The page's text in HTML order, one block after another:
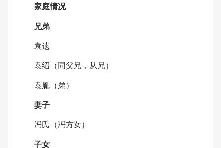
家庭情况
兄弟
袁遗
袁绍（同父兄，从兄）
袁胤（弟）
妻子
冯氏（冯方女）
子女